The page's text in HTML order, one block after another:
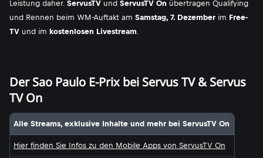
Leistung daher. ServusTV und ServusTV On übertragen Qualifying
und Rennen beim WM-Auftakt am Samstag, 7. Dezember im Free-
TV und im kostenlosen Livestream.
Der Sao Paulo E-Prix bei Servus TV & Servus
TV On
Alle Streams, exklusive Inhalte und mehr bei ServusTV On
Hier finden Sie Infos zu den Mobile Apps von ServusTV On